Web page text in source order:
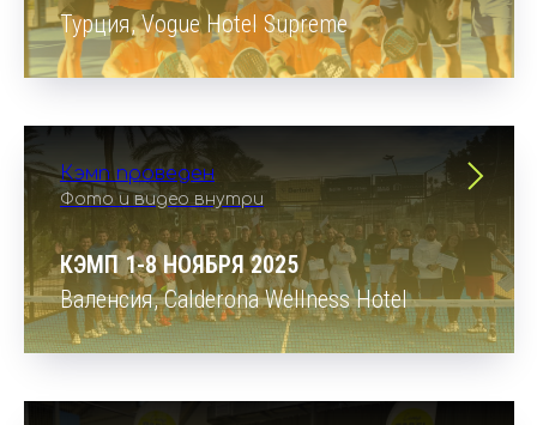
Турция,Vogue Hotel Supreme
Кэмп проведен
Фото и видео внутри
КЭМП 1-8 НОЯБРЯ 2025
Валенсия,Сalderona Wellness Hotel